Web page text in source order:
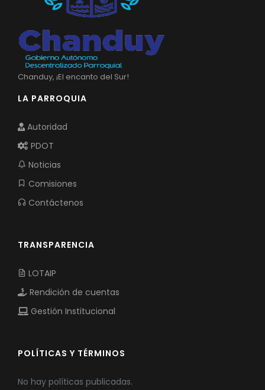
Chanduy, ¡El encanto del Sur!
LA PARROQUIA
Autoridad
PDOT
Noticias
Comisiones
Contáctenos
TRANSPARENCIA
LOTAIP
Rendición de cuentas
Gestión Institucional
POLÍTICAS Y TÉRMINOS
No hay políticas publicadas.